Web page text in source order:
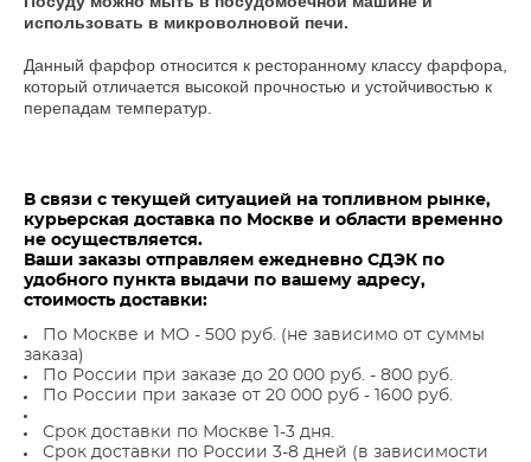
использовать в микроволновой печи.
Данный фарфор относится к ресторанному классу фарфора,
который отличается высокой прочностью и устойчивостью к
перепадам температур.
В связи с текущей ситуацией на топливном рынке,
курьерская доставка по Москве и области временно
не осуществляется.
Ваши заказы отправляем ежедневно СДЭК по
удобного пункта выдачи по вашему адресу,
стоимость доставки:
По Москве и МО - 500 руб. (не зависимо от суммы
заказа)
По России при заказе до 20 000 руб. - 800 руб.
По России при заказе от 20 000 руб - 1600 руб.
Срок доставки по Москве 1-3 дня.
Срок доставки по России 3-8 дней (в зависимости